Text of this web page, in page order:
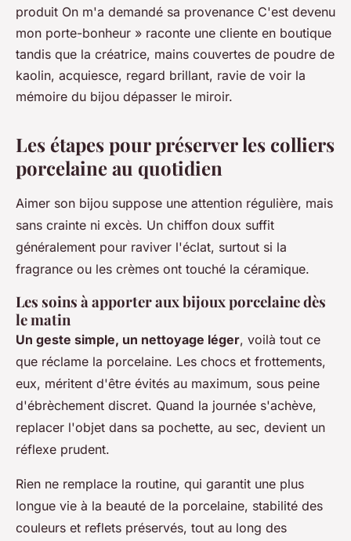
produit On m'a demandé sa provenance C'est devenu
mon porte-bonheur » raconte une cliente en boutique
tandis que la créatrice, mains couvertes de poudre de
kaolin, acquiesce, regard brillant, ravie de voir la
mémoire du bijou dépasser le miroir.
Les étapes pour préserver les colliers
porcelaine au quotidien
Aimer son bijou suppose une attention régulière, mais
sans crainte ni excès. Un chiffon doux suffit
généralement pour raviver l'éclat, surtout si la
fragrance ou les crèmes ont touché la céramique.
Les soins à apporter aux bijoux porcelaine dès
le matin
Un geste simple, un nettoyage léger, voilà tout ce
que réclame la porcelaine. Les chocs et frottements,
eux, méritent d'être évités au maximum, sous peine
d'ébrèchement discret. Quand la journée s'achève,
replacer l'objet dans sa pochette, au sec, devient un
réflexe prudent.
Rien ne remplace la routine, qui garantit une plus
longue vie à la beauté de la porcelaine, stabilité des
couleurs et reflets préservés, tout au long des